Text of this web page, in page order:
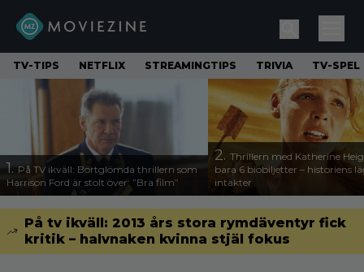
TV-TIPS NETFLIX STREAMINGTIPS TRIVIA TV-SPEL
1. På TV ikväll: Bortglömda thrillern som
Harrison Ford är stolt över: ”Bra film”
2. Thrillern med Katherine
bara 6 biobiljetter – historiens
intäkter
På tv ikväll: 2013 års stora rymdäventyr fick
kritik – halvnaken kvinna stjäl fokus